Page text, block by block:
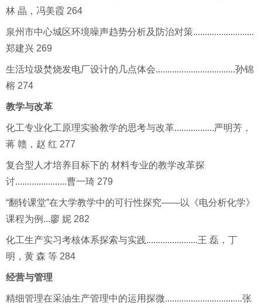
林 晶，冯美霞 264
泉州市中心城区环境噪声趋势分析及防治对策..........................
郑建兴 269
生活垃圾焚烧发电厂设计的几点体会..................................孙锦
榕 274
教学与改革
化工专业化工原理实验教学的思考与改革.................严明芳，
蒋 赣，赵 红 277
复合型人才培养目标下的 材料专业的教学改革探
讨......................曹一琦 279
“翻转课堂”在大学教学中的可行性探究——以《电分析化学》
课程为例...廖 妮 282
化工生产实习考核体系探索与实践......................王 磊，丁
明，黄 森 等 284
经营与管理
精细管理在采油生产管理中的运用探微.................................张